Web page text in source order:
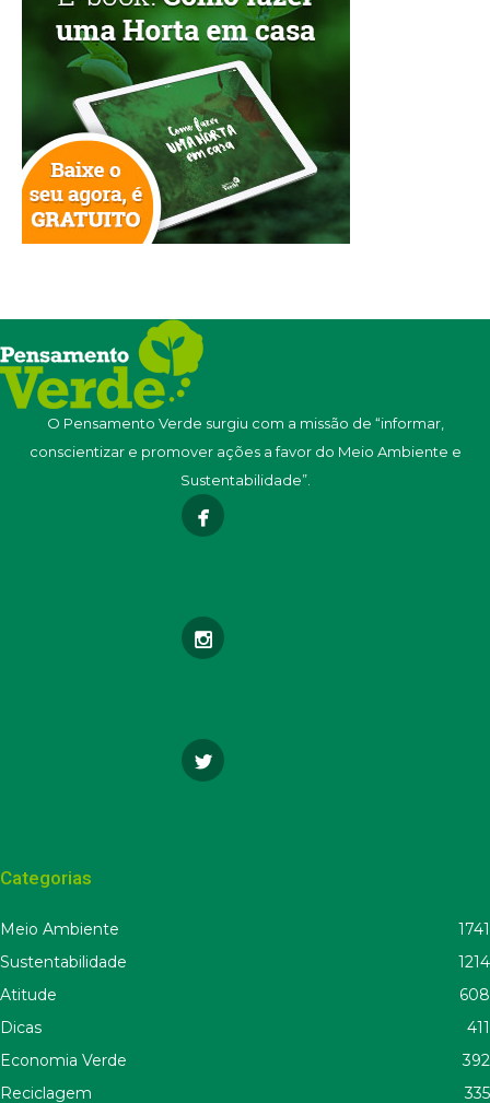
O Pensamento Verde surgiu com a missão de “informar,
conscientizar e promover ações a favor do Meio Ambiente e
Sustentabilidade”.
Categorias
Meio Ambiente
1741
Sustentabilidade
1214
Atitude
608
Dicas
411
Economia Verde
392
Reciclagem
335